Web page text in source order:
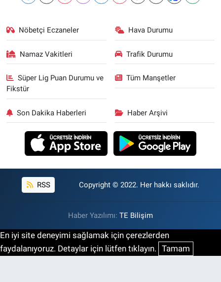
Nöbetçi Eczaneler Hava Durumu
Namaz Vakitleri Trafik Durumu
Süper Lig Puan Durumu ve
Fikstür
Tüm Manşetler
Son Dakika Haberleri Haber Arşivi
RSS Copyright © 2022. Her hakkı saklıdır.
Haber Yazılımı: TE Bilişim
En iyi site deneyimi sağlamak için çerezlerden
faydalanıyoruz. Detaylar için lütfen tıklayın. Tamam